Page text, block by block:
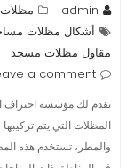
admin
مظلات
أشكال مظلات
مقاول مظلات مسجد
a comment
تقدم لك مؤسسة احتراف
المظلات التي يتم
والمطر، تستخدم هذه